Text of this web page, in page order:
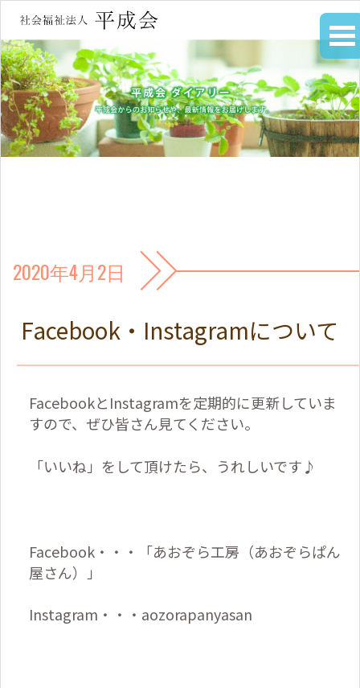
2020年4月2日
Facebook・Instagramについて
FacebookとInstagramを定期的に更新していま
すので、ぜひ皆さん見てください。
「いいね」をして頂けたら、うれしいです♪
Facebook・・・「あおぞら工房（あおぞらぱん
屋さん）」
Instagram・・・aozorapanyasan